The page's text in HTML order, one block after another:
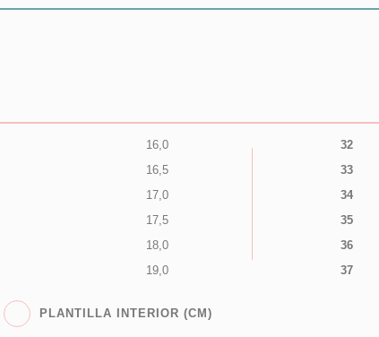
16,0
16,5
17,0
17,5
18,0
19,0
32
33
34
35
36
37
PLANTILLA INTERIOR (CM)